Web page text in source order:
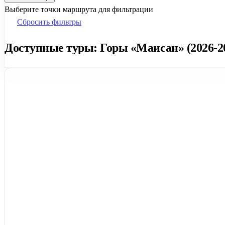
Выберите точки маршрута для фильтрации
Сбросить фильтры
Доступные туры: Горы «Маисан» (2026-